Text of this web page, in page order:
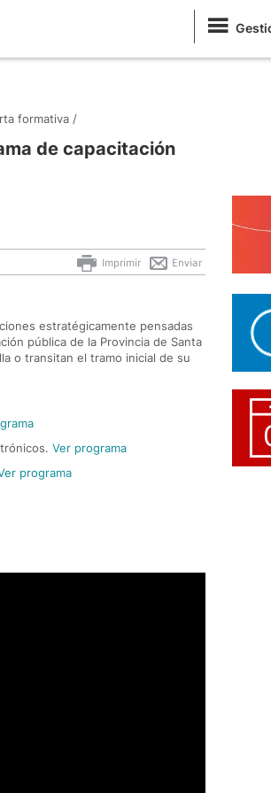
formativa /
de capacitación
Enviar
Imprimir
estratégicamente pensadas
pública de la Provincia de Santa
o transitan el tramo inicial de su
Ver programa
programa